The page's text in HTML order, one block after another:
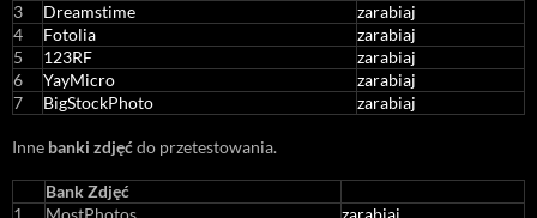
3
Dreamstime
zarabiaj
4
Fotolia
zarabiaj
5
123RF
zarabiaj
6
YayMicro
zarabiaj
7
BigStockPhoto zarabiaj
Inne banki zdjęćdo przetestowania.
Bank Zdjęć
1
MostPhotos zarabiaj